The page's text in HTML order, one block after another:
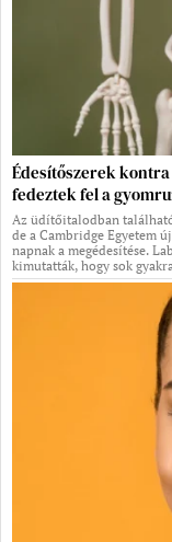
Édesítőszerek
fedeztek fel a
Az üdítőitalodban
de a Cambridge Egyetem
napnak a megédesítése.
kimutatták, hogy sok